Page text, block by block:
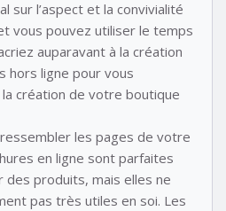
sur l’aspect et la convivialité
vous pouvez utiliser le temps
auparavant à la création
hors ligne pour vous
création de votre boutique
les pages de votre
en ligne sont parfaites
produits, mais elles ne
pas très utiles en soi. Les